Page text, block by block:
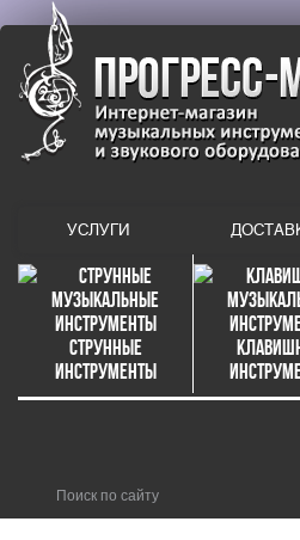
УСЛУГИ
Струнные
инструменты